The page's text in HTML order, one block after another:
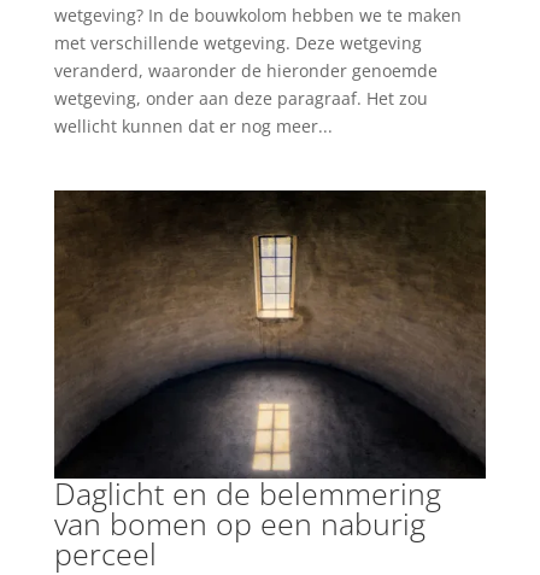
wetgeving? In de bouwkolom hebben we te maken
met verschillende wetgeving. Deze wetgeving
veranderd, waaronder de hieronder genoemde
wetgeving, onder aan deze paragraaf. Het zou
wellicht kunnen dat er nog meer...
Daglicht en de belemmering
van bomen op een naburig
perceel